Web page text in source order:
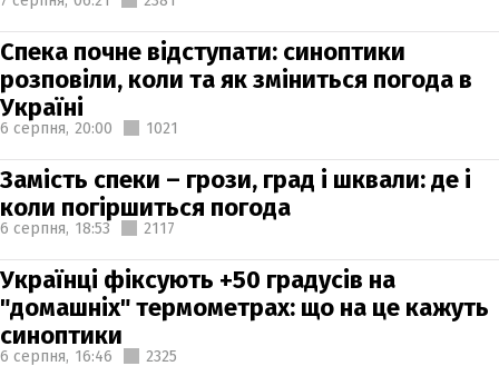
Спека почне відступати: синоптики
розповіли, коли та як зміниться погода в
Україні
6 серпня, 20:00 1021
Замість спеки – грози, град і шквали: де і
коли погіршиться погода
6 серпня, 18:53 2117
Українці фіксують +50 градусів на
"домашніх" термометрах: що на це кажуть
синоптики
6 серпня, 16:46 2325